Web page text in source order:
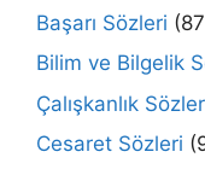
Başarı Sözleri
Bilim ve Bilgelik
Çalışkanlık
Cesaret Sözleri